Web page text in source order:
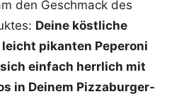
den Geschmack des
Deine köstliche
pikanten Peperoni
einfach herrlich mit
in Deinem Pizzaburger-